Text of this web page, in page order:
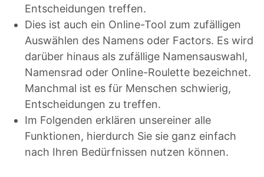
Entscheidungen treffen.
Dies ist auch ein Online-Tool zum zufälligen
Auswählen des Namens oder Factors. Es wird
darüber hinaus als zufällige Namensauswahl,
Namensrad oder Online-Roulette bezeichnet.
Manchmal ist es für Menschen schwierig,
Entscheidungen zu treffen.
Im Folgenden erklären unsereiner alle
Funktionen, hierdurch Sie sie ganz einfach
nach Ihren Bedürfnissen nutzen können.